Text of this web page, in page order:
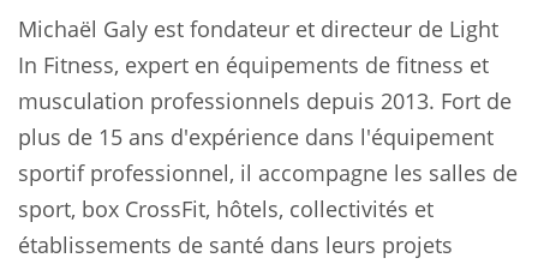
Michaël Galy est fondateur et directeur de Light
In Fitness, expert en équipements de fitness et
musculation professionnels depuis 2013. Fort de
plus de 15 ans d'expérience dans l'équipement
sportif professionnel, il accompagne les salles de
sport, box CrossFit, hôtels, collectivités et
établissements de santé dans leurs projets